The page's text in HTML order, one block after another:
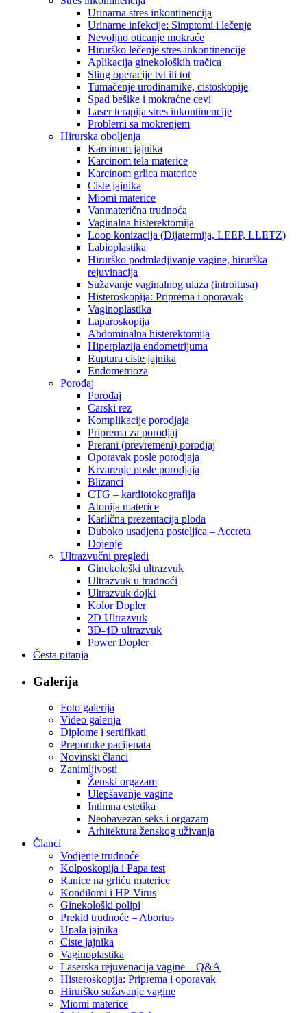
Urinarna stres inkontinencija
Urinarne infekcije: Simptomi i lečenje
Nevoljno oticanje mokraće
Hirurško lečenje stres-inkontinencije
Aplikacija ginekoloških tračica
Sling operacije tvt ili tot
Tumačenje urodinamike, cistoskopije
Spad bešike i mokraćne cevi
Laser terapija stres inkontinencije
Problemi sa mokrenjem
Hirurska oboljenja
Karcinom jajnika
Karcinom tela materice
Karcinom grlica materice
Ciste jajnika
Miomi materice
Vanmaterična trudnoća
Vaginalna histerektomija
Loop konizacija (Dijatermija, LEEP, LLETZ)
Labioplastika
Hirurško podmladjivanje vagine, hirurška
rejuvinacija
Sužavanje vaginalnog ulaza (introitusa)
Histeroskopija: Priprema i oporavak
Vaginoplastika
Laparoskopija
Abdominalna histerektomija
Hiperplazija endometrijuma
Ruptura ciste jajnika
Endometrioza
Porođaj
Porođaj
Carski rez
Komplikacije porodjaja
Priprema za porodjaj
Prerani (prevremeni) porodjaj
Oporavak posle porodjaja
Krvarenje posle porodjaja
Blizanci
CTG – kardiotokografija
Atonija materice
Karlična prezentacija ploda
Duboko usadjena posteljica – Accreta
Dojenje
Ultrazvučni pregledi
Ginekološki ultrazvuk
Ultrazvuk u trudnoći
Ultrazvuk dojki
Kolor Dopler
2D Ultrazvuk
3D-4D ultrazvuk
Power Dopler
Česta pitanja
Galerija
Foto galerija
Video galerija
Diplome i sertifikati
Preporuke pacijenata
Novinski članci
Zanimljivosti
Ženski orgazam
Ulepšavanje vagine
Intimna estetika
Neobavezan seks i orgazam
Arhitektura ženskog uživanja
Članci
Vodjenje trudnoće
Kolposkopija i Papa test
Ranice na grliću materice
Kondilomi i HP-Virus
Ginekološki polipi
Prekid trudnoće – Abortus
Upala jajnika
Ciste jajnika
Vaginoplastika
Laserska rejuvenacija vagine – Q&A
Histeroskopija: Priprema i oporavak
Hirurško sužavanje vagine
Miomi materice